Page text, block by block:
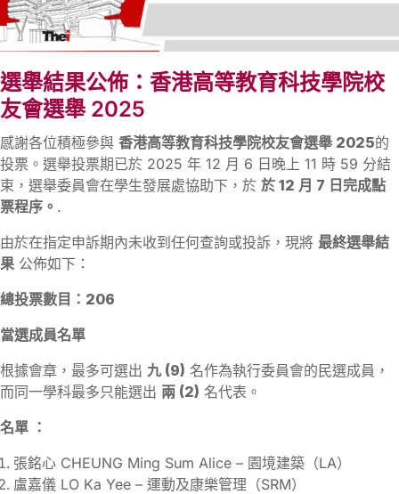
選舉結果公佈：香港高等教育科技學院校
友會選舉 2025
感謝各位積極參與 香港高等教育科技學院校友會選舉 2025的
投票。選舉投票期已於 2025 年 12 月 6 日晚上 11 時 59 分結
束，選舉委員會在學生發展處協助下，於 於 12 月 7 日完成點
票程序。 .
由於在指定申訴期內未收到任何查詢或投訴，現將 最終選舉結
果 公佈如下：
總投票數目 ： 206
當選成員名單
根據會章，最多可選出 九 (9) 名作為執行委員會的民選成員，
而同一學科最多只能選出 兩 (2) 名代表。
名單 ：
張銘心 CHEUNG Ming Sum Alice – 園境建築（LA）
盧嘉儀 LO Ka Yee – 運動及康樂管理（SRM）